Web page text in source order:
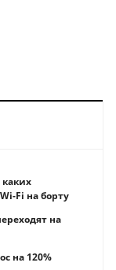
школьников в новом
подготовиться
Fi на борту
на
на 120%